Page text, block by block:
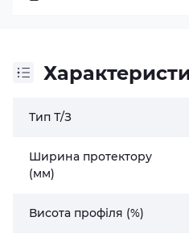
Тип Т/З
Ширина протектору
(мм)
Висота профіля (%)